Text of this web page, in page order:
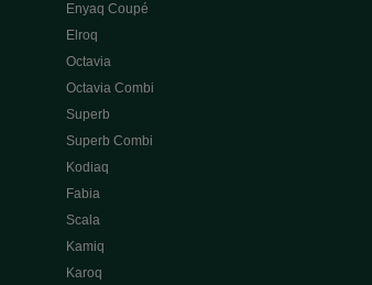
Enyaq Coupé
Elroq
Octavia
Octavia Combi
Superb
Superb Combi
Kodiaq
Fabia
Scala
Kamiq
Karoq